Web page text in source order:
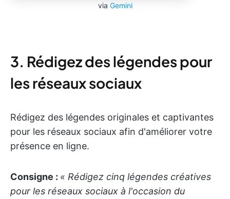
via Gemini
3. Rédigez des légendes pour
les réseaux sociaux
Rédigez des légendes originales et captivantes
pour les réseaux sociaux afin d'améliorer votre
présence en ligne.
Consigne : « Rédigez cinq légendes créatives
pour les réseaux sociaux à l'occasion du